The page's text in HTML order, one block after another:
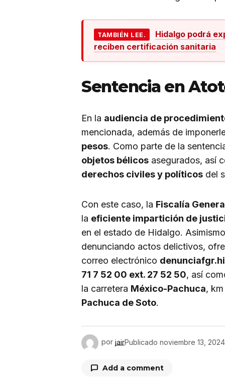
TAMBIÉN LEE.
Hidalgo podrá
reciben certificación sanitaria
Sentencia en
En la audiencia de
mencionada, además de
pesos. Como parte de la
objetos bélicos asegurados, así
derechos civiles y políticos del
Con este caso, la Fiscalía
la eficiente impartición de
en el estado de Hidalgo.
denunciando actos delictivos,
correo electrónico
71 7 52 00 ext. 27 52 50, así
la carretera México-Pachuca,
Pachuca de Soto.
por jairPublicado noviembre 13, 2024
Add a comment